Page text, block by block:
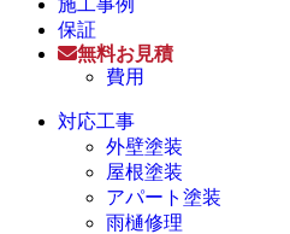
施工事例
保証
無料お見積
費用
対応工事
外壁塗装
屋根塗装
アパート塗装
雨樋修理